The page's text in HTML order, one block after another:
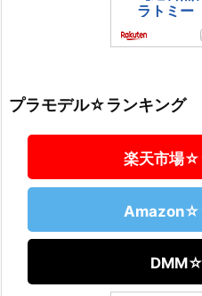
プラモデル☆ランキング
楽天市場☆
Amazon☆